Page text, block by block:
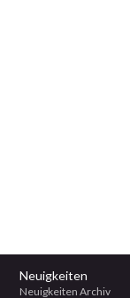
Neuigkeiten
Neuigkeiten Archiv